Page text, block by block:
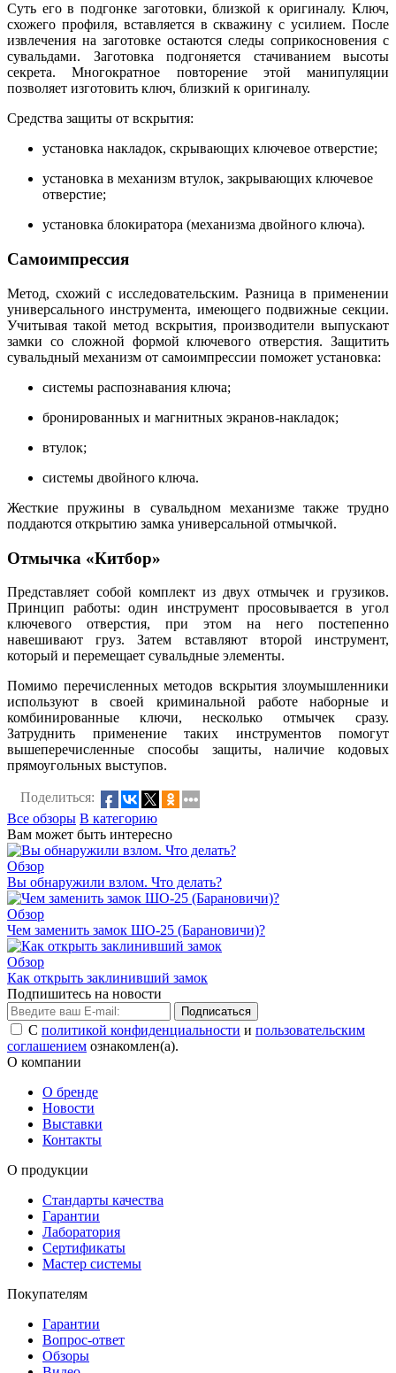
Суть его в подгонке заготовки, близкой к оригиналу. Ключ,
схожего профиля, вставляется в скважину с усилием. После
извлечения на заготовке остаются следы соприкосновения с
сувальдами. Заготовка подгоняется стачиванием высоты
секрета. Многократное повторение этой манипуляции
позволяет изготовить ключ, близкий к оригиналу.
Средства защиты от вскрытия:
установка накладок, скрывающих ключевое отверстие;
установка в механизм втулок, закрывающих ключевое
отверстие;
установка блокиратора (механизма двойного ключа).
Самоимпрессия
Метод, схожий с исследовательским. Разница в применении
универсального инструмента, имеющего подвижные секции.
Учитывая такой метод вскрытия, производители выпускают
замки со сложной формой ключевого отверстия. Защитить
сувальдный механизм от самоимпрессии поможет установка:
системы распознавания ключа;
бронированных и магнитных экранов-накладок;
втулок;
системы двойного ключа.
Жесткие пружины в сувальдном механизме также трудно
поддаются открытию замка универсальной отмычкой.
Отмычка «Китбор»
Представляет собой комплект из двух отмычек и грузиков.
Принцип работы: один инструмент просовывается в угол
ключевого отверстия, при этом на него постепенно
навешивают груз. Затем вставляют второй инструмент,
который и перемещает сувальдные элементы.
Помимо перечисленных методов вскрытия злоумышленники
используют в своей криминальной работе наборные и
комбинированные ключи, несколько отмычек сразу.
Затруднить применение таких инструментов помогут
вышеперечисленные способы защиты, наличие кодовых
прямоугольных выступов.
Поделиться:
Все обзоры В категорию
Вам может быть интересно
Обзор
Вы обнаружили взлом. Что делать?
Обзор
Чем заменить замок ШО-25 (Барановичи)?
Обзор
Как открыть заклинивший замок
Подпишитесь на новости
Подписаться
С политикой конфиденциальности и пользовательским
соглашением ознакомлен(а).
О компании
О бренде
Новости
Выставки
Контакты
О продукции
Стандарты качества
Гарантии
Лаборатория
Сертификаты
Мастер системы
Покупателям
Гарантии
Вопрос-ответ
Обзоры